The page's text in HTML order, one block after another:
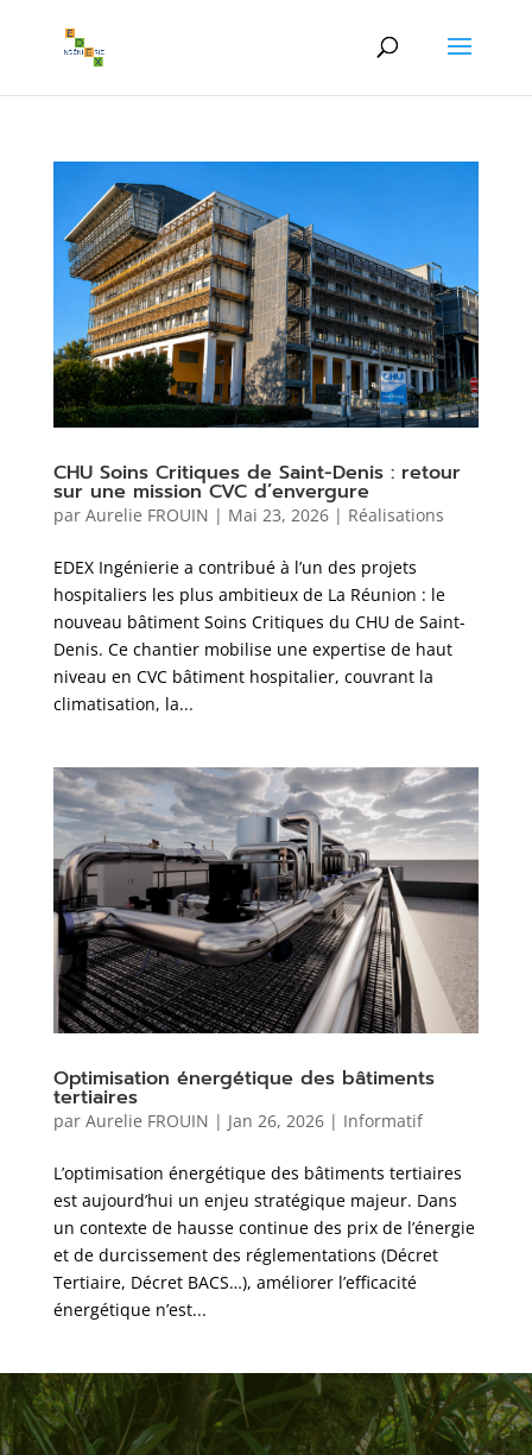
CHU Soins Critiques de Saint-Denis : retour
sur une mission CVC d’envergure
par Aurelie FROUIN | Mai 23, 2026| Réalisations
EDEX Ingénierie a contribué à l’un des projets
hospitaliers les plus ambitieux de La Réunion : le
nouveau bâtiment Soins Critiques du CHU de Saint-
Denis. Ce chantier mobilise une expertise de haut
niveau en CVC bâtiment hospitalier, couvrant la
climatisation, la...
Optimisation énergétique des bâtiments
tertiaires
par Aurelie FROUIN | Jan 26, 2026| Informatif
L’optimisation énergétique des bâtiments tertiaires
est aujourd’hui un enjeu stratégique majeur. Dans
un contexte de hausse continue des prix de l’énergie
et de durcissement des réglementations (Décret
Tertiaire, Décret BACS…), améliorer l’efficacité
énergétique n’est...